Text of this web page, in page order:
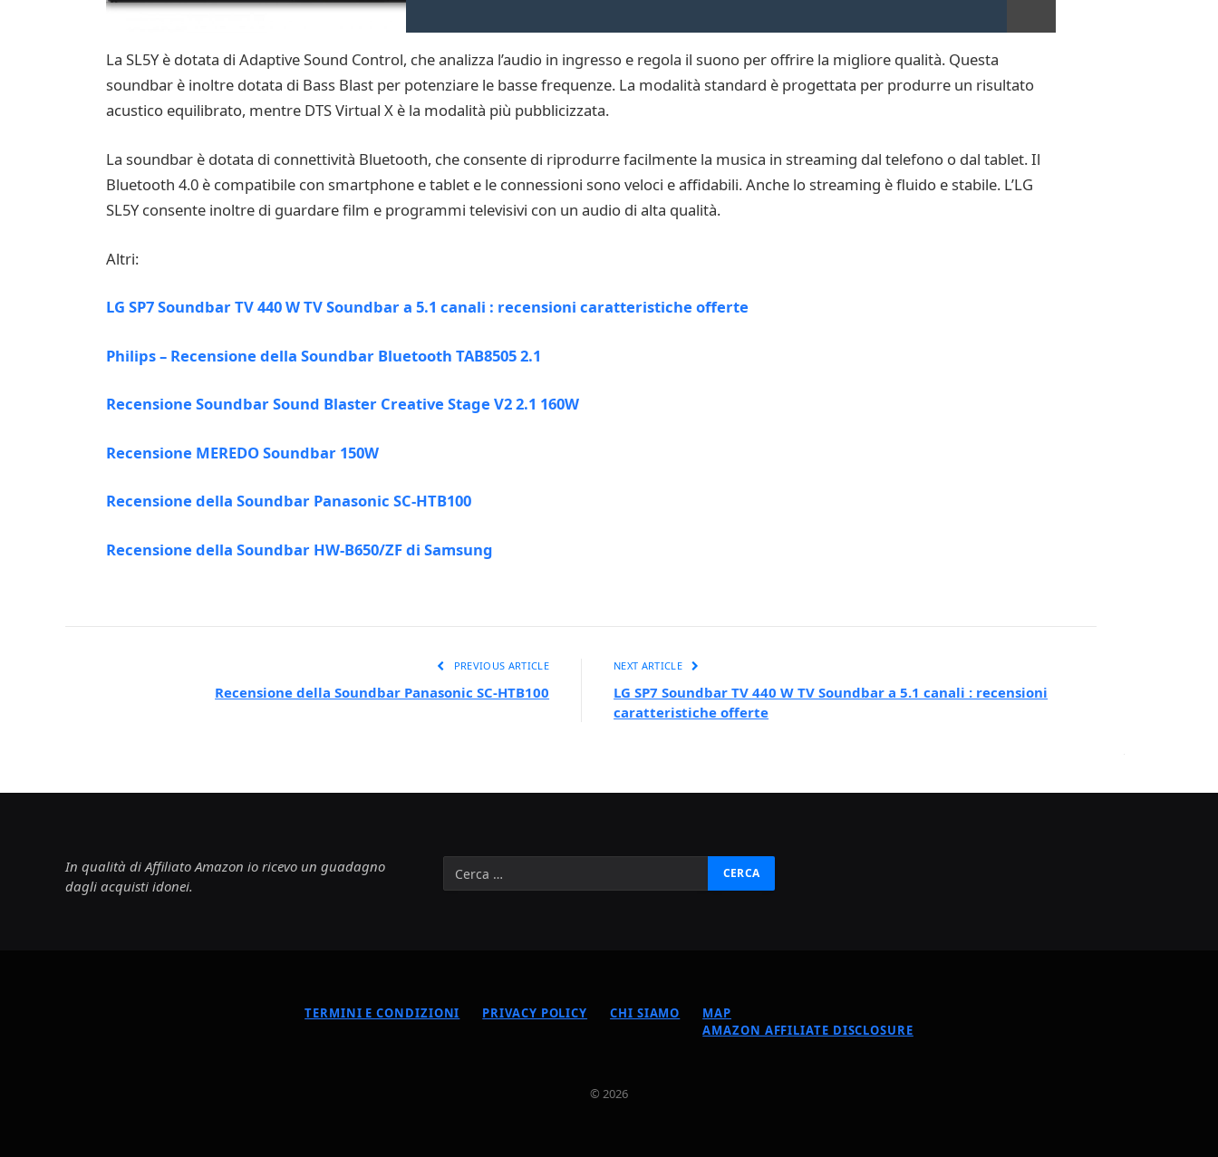
La SL5Y è dotata di Adaptive Sound Control, che analizza l’audio in ingresso e regola il suono per offrire la migliore qualità. Questa
soundbar è inoltre dotata di Bass Blast per potenziare le basse frequenze. La modalità standard è progettata per produrre un risultato
acustico equilibrato, mentre DTS Virtual X è la modalità più pubblicizzata.
La soundbar è dotata di connettività Bluetooth, che consente di riprodurre facilmente la musica in streaming dal telefono o dal tablet. Il
Bluetooth 4.0 è compatibile con smartphone e tablet e le connessioni sono veloci e affidabili. Anche lo streaming è fluido e stabile. L’LG
SL5Y consente inoltre di guardare film e programmi televisivi con un audio di alta qualità.
Altri:
LG SP7 Soundbar TV 440 W TV Soundbar a 5.1 canali : recensioni caratteristiche offerte
Philips – Recensione della Soundbar Bluetooth TAB8505 2.1
Recensione Soundbar Sound Blaster Creative Stage V2 2.1 160W
Recensione MEREDO Soundbar 150W
Recensione della Soundbar Panasonic SC-HTB100
Recensione della Soundbar HW-B650/ZF di Samsung
PREVIOUS ARTICLE
Recensione della Soundbar Panasonic SC-HTB100
NEXT ARTICLE
LG SP7 Soundbar TV 440 W TV Soundbar a 5.1 canali : recensioni
caratteristiche offerte
In qualità di Affiliato Amazon io ricevo un guadagno
dagli acquisti idonei.
TERMINI E CONDIZIONI PRIVACY POLICY CHI SIAMO
MAP
AMAZON AFFILIATE DISCLOSURE
© 2026